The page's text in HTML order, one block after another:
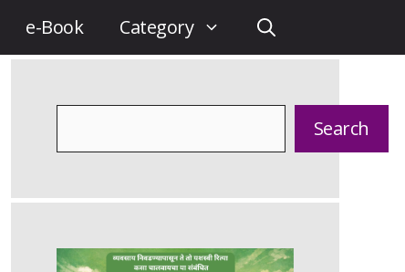
e-Book Category
Search